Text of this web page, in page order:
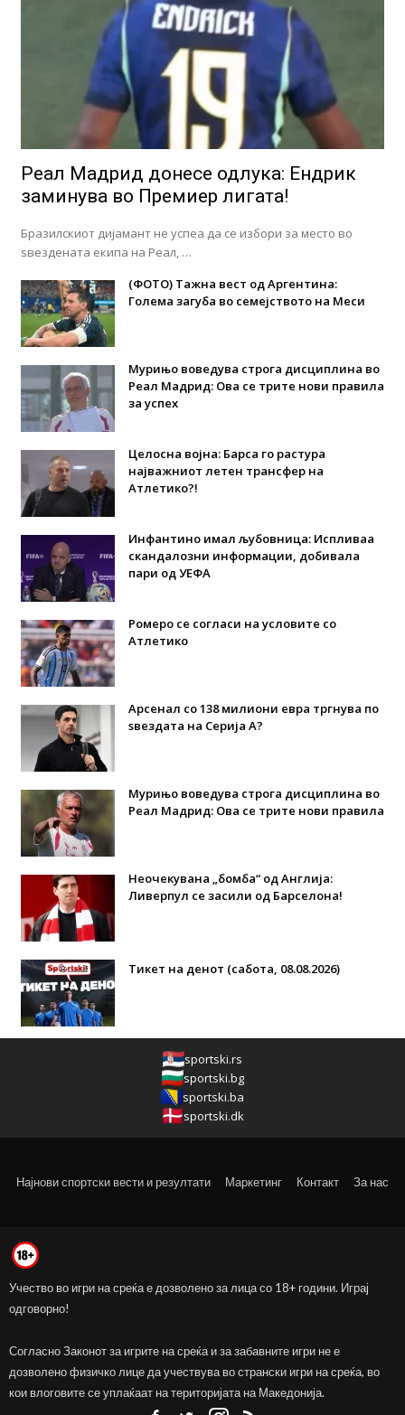
Реал Мадрид донесе одлука: Eндрик
заминува во Премиер лигата!
Бразилскиот дијамант не успеа да се избори за место во
ѕвездената екипа на Реал, …
(ФОТО) Тажна вест од Аргентина:
Голема загуба во семејството на Меси
Мурињо воведува строга дисциплина во
Реал Мадрид: Ова се трите нови правила
за успех
Целосна војна: Барса го растура
најважниот летен трансфер на
Атлетико?!
Инфантино имал љубовница: Испливаа
скандалозни информации, добивала
пари од УЕФА
Ромеро се согласи на условите со
Атлетико
Арсенал со 138 милиони евра тргнува по
ѕвездата на Серија А?
Мурињо воведува строга дисциплина во
Реал Мадрид: Ова се трите нови правила
Неочекувана „бомба“ од Англија:
Ливерпул се засили од Барселона!
Тикет на денот (сабота, 08.08.2026)
sportski.rs
sportski.bg
sportski.ba
sportski.dk
Најнови спортски вести и резултати Маркетинг Контакт За нас
Учество во игри на среќа е дозволено за лица со 18+ години. Играј
одговорно!
Согласно Законот за игрите на среќа и за забавните игри не е
дозволено физичко лице да учествува во странски игри на среќа, во
кои влоговите се уплаќаат на територијата на Македонија.